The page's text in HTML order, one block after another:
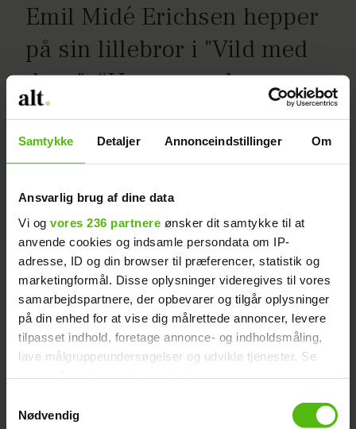
Samtykke Detaljer Annonceindstillinger Om
Ansvarlig brug af dine data
Vi og vores 236 partnere ønsker dit samtykke til at
anvende cookies og indsamle persondata om IP-
adresse, ID og din browser til præferencer, statistik og
marketingformål. Disse oplysninger videregives til vores
samarbejdspartnere, der opbevarer og tilgår oplysninger
på din enhed for at vise dig målrettede annoncer, levere
tilpasset indhold, foretage annonce- og indholdsmåling,
lave målgruppeundersøgelser og udvikle tjenester. Se
tilbage eller ændre indstillinger fra vores
Nødvendig
Emil Midé Erichsen hepper
på sin lillebror i "Vild med
dans": “Han er verdens
modigste”
Soffie Dalsgaard om Alfred
og Camilla: Her kan de få